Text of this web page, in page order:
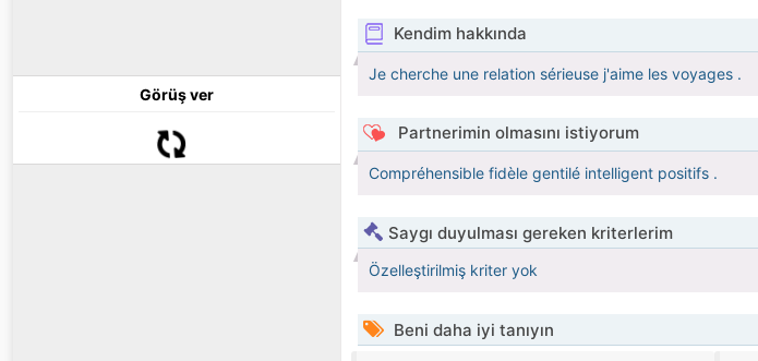
Görüş ver
Kendim hakkında
Je cherche une relation sérieuse j'aime les voyages .
Partnerimin olmasını istiyorum
Compréhensible fidèle gentilé intelligent positifs .
Saygı duyulması gereken kriterlerim
Özelleştirilmiş kriter yok
Beni daha iyi tanıyın